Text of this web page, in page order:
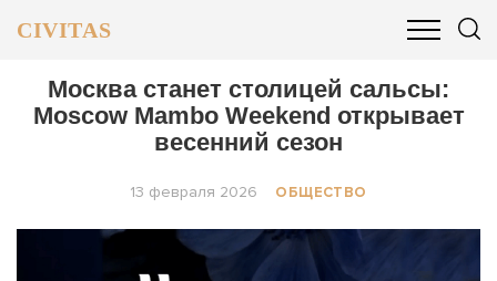
CIVITAS
ОБЩЕСТВО БИЗНЕС И ФИНАНСЫ
Москва станет столицей сальсы:
Moscow Mambo Weekend открывает
весенний сезон
13 февраля 2026 ОБЩЕСТВО